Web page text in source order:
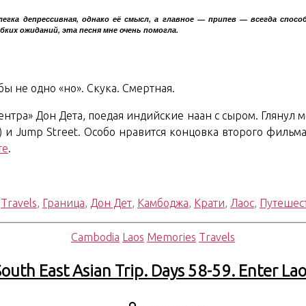
депрессивная, однако её смысл, а главное — припев — всегда
ожиданий, эта песня мне очень помогла.
не одно «но». Скука. Смертная.
Дон Дета, поедая индийские наан с сыром.
Jump Street. Особо нравится концовка второго
.
Travels, Граница, Дон Дет, Камбоджа, Крати, Лаос,
Рубрики
Cambodia Laos Memories Travels
East Asian Trip. Days 58-59. Enter